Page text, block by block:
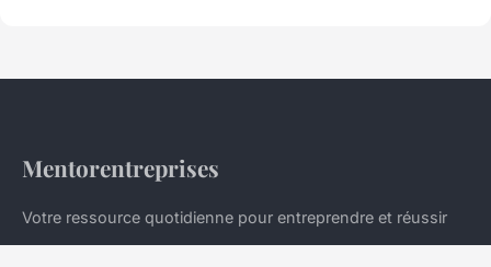
Mentorentreprises
Votre ressource quotidienne pour entreprendre et réussir